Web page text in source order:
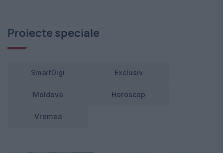
Proiecte speciale
SmartDigi Exclusiv
Moldova Horoscop
Vremea